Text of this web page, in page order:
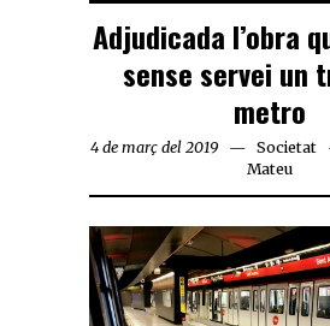
Adjudicada l’obra
sense servei un
metro
4 de març del 2019 Societat
Mateu